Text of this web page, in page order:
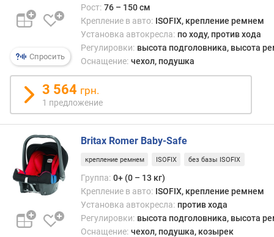
«0+»
«1»
8
с
т
б
е
о
с
н
о
с
т
A
D
Спросить
Рост: 76 – 150 см
Крепление в авто: ISOFIX, крепление ремнем
Установка автокресла: по ходу, против хода
Регулировки: высота подголовника, высота
Оснащение: чехол, подушка
3 564 грн.
1 предложение
Britax Romer Baby-Safe
крепление ремнем ISOFIX без базы ISOFIX
Группа: 0+ (0 – 13 кг)
Крепление в авто: ISOFIX, крепление ремнем
Установка автокресла: против хода
Регулировки: высота подголовника, высота
Оснащение: чехол, подушка, козырек